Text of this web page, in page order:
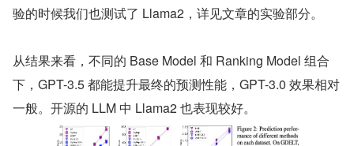
验的时候我们也测试了 Llama2，详见文章的实验部分。
从结果来看，不同的 Base Model 和 Ranking Model 组合
下，GPT-3.5 都能提升最终的预测性能，GPT-3.0 效果相对
一般。开源的 LLM 中 Llama2 也表现较好。